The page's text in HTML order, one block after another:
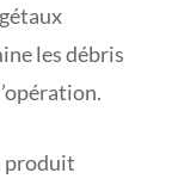
les débris
produit